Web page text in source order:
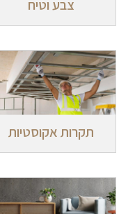
צבע וטיח
תקרות אקוסטיות